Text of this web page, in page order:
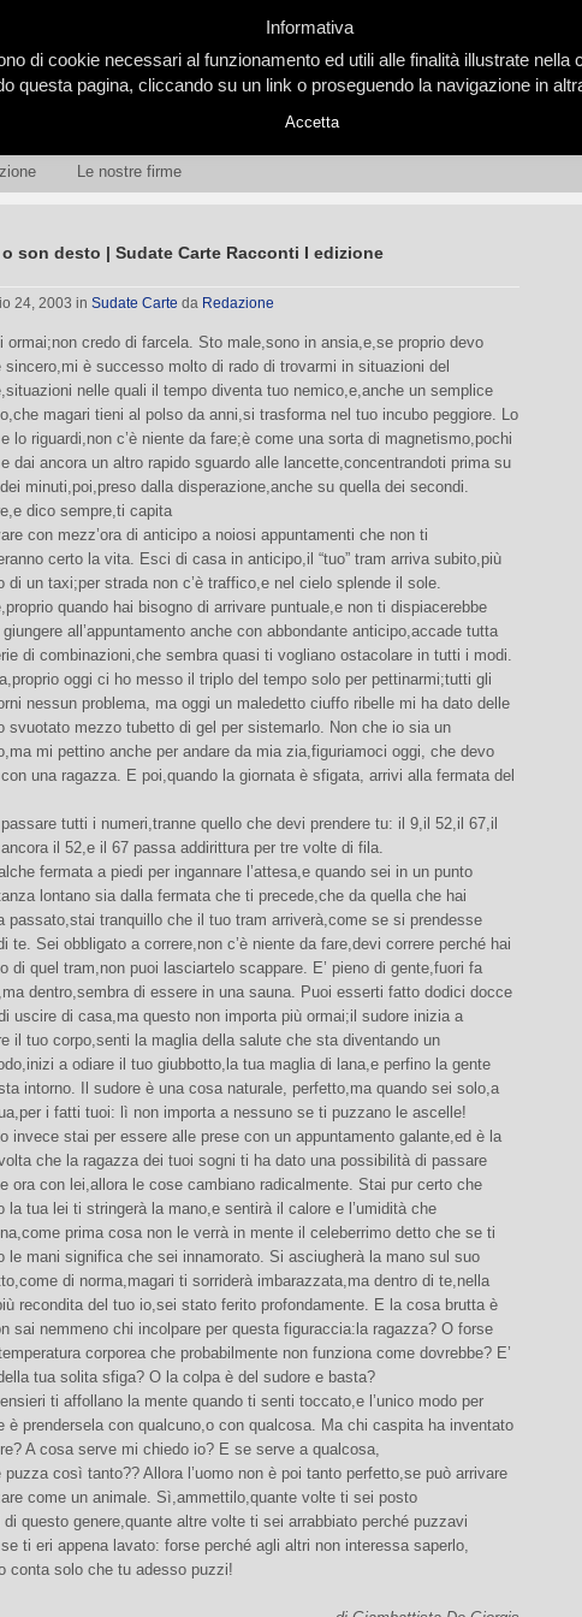
Le nostre firme
son desto | Sudate Carte Racconti I edizione
24, 2003 in Sudate Carte da Redazione
ormai;non credo di farcela. Sto male,sono in ansia,e,se proprio devo
sincero,mi è successo molto di rado di trovarmi in situazioni del
nelle quali il tempo diventa tuo nemico,e,anche un semplice
magari tieni al polso da anni,si trasforma nel tuo incubo peggiore. Lo
lo riguardi,non c’è niente da fare;è come una sorta di magnetismo,pochi
dai ancora un altro rapido sguardo alle lancette,concentrandoti prima su
minuti,poi,preso dalla disperazione,anche su quella dei secondi.
dico sempre,ti capita
con mezz’ora di anticipo a noiosi appuntamenti che non ti
certo la vita. Esci di casa in anticipo,il “tuo” tram arriva subito,più
di un taxi;per strada non c’è traffico,e nel cielo splende il sole.
quando hai bisogno di arrivare puntuale,e non ti dispiacerebbe
all’appuntamento anche con abbondante anticipo,accade tutta
di combinazioni,che sembra quasi ti vogliano ostacolare in tutti i modi.
oggi ci ho messo il triplo del tempo solo per pettinarmi;tutti gli
nessun problema, ma oggi un maledetto ciuffo ribelle mi ha dato delle
svuotato mezzo tubetto di gel per sistemarlo. Non che io sia un
mi pettino anche per andare da mia zia,figuriamoci oggi, che devo
una ragazza. E poi,quando la giornata è sfigata, arrivi alla fermata del
tutti i numeri,tranne quello che devi prendere tu: il 9,il 52,il 67,il
il 52,e il 67 passa addirittura per tre volte di fila.
fermata a piedi per ingannare l’attesa,e quando sei in un punto
lontano sia dalla fermata che ti precede,che da quella che hai
passato,stai tranquillo che il tuo tram arriverà,come se si prendesse
te. Sei obbligato a correre,non c’è niente da fare,devi correre perché hai
di quel tram,non puoi lasciartelo scappare. E’ pieno di gente,fuori fa
dentro,sembra di essere in una sauna. Puoi esserti fatto dodici docce
uscire di casa,ma questo non importa più ormai;il sudore inizia a
il tuo corpo,senti la maglia della salute che sta diventando un
a odiare il tuo giubbotto,la tua maglia di lana,e perfino la gente
intorno. Il sudore è una cosa naturale, perfetto,ma quando sei solo,a
i fatti tuoi: lì non importa a nessuno se ti puzzano le ascelle!
invece stai per essere alle prese con un appuntamento galante,ed è la
che la ragazza dei tuoi sogni ti ha dato una possibilità di passare
ora con lei,allora le cose cambiano radicalmente. Stai pur certo che
la tua lei ti stringerà la mano,e sentirà il calore e l’umidità che
prima cosa non le verrà in mente il celeberrimo detto che se ti
le mani significa che sei innamorato. Si asciugherà la mano sul suo
di norma,magari ti sorriderà imbarazzata,ma dentro di te,nella
recondita del tuo io,sei stato ferito profondamente. E la cosa brutta è
sai nemmeno chi incolpare per questa figuraccia:la ragazza? O forse
corporea che probabilmente non funziona come dovrebbe? E’
tua solita sfiga? O la colpa è del sudore e basta?
ti affollano la mente quando ti senti toccato,e l’unico modo per
è prendersela con qualcuno,o con qualcosa. Ma chi caspita ha inventato
A cosa serve mi chiedo io? E se serve a qualcosa,
puzza così tanto?? Allora l’uomo non è poi tanto perfetto,se può arrivare
come un animale. Sì,ammettilo,quante volte ti sei posto
di questo genere,quante altre volte ti sei arrabbiato perché puzzavi
ti eri appena lavato: forse perché agli altri non interessa saperlo,
conta solo che tu adesso puzzi!
Informativa
di cookie necessari al funzionamento ed utili alle finalità illustrate
questa pagina, cliccando su un link o proseguendo la navigazione in
Accetta